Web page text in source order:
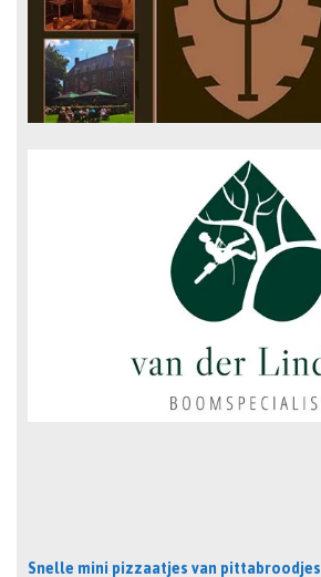
Snelle mini pizzaatjes van pittabroodjes